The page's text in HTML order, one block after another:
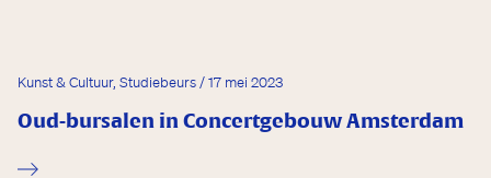
Kunst & Cultuur, Studiebeurs / 17 mei 2023
Oud-bursalen in Concertgebouw Amsterdam